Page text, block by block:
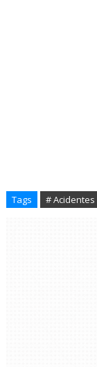
Tags # Acidentes